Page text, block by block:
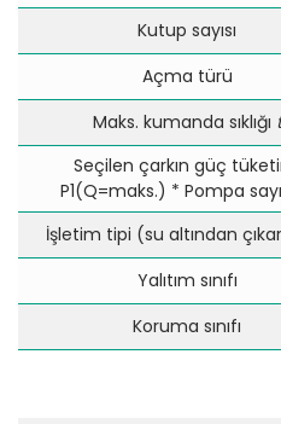
Kutup sayısı
Açma türü
Maks. kumanda sıklığı t
Seçilen çarkın güç
P1(Q=maks.) * Pompa
İşletim tipi (su altından
Yalıtım sınıfı
Koruma sınıfı